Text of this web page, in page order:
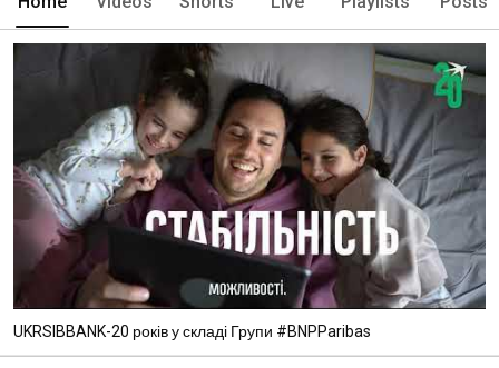
UKRSIBBANK-20 років у складі Групи #BNPParibas